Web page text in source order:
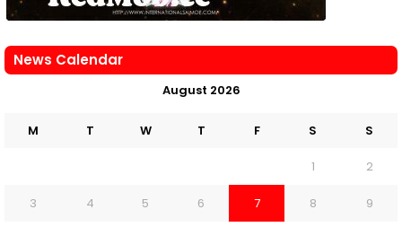
News Calendar
August 2026
M T W T F S S
1 2
3 4 5 6 7 8 9